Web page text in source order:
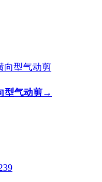
型气动剪→